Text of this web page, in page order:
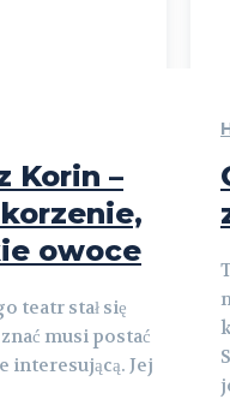
Korin –
owoce
teatr stał się
musi postać
interesującą. Jej